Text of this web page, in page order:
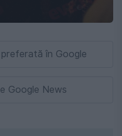
în Google
Google News